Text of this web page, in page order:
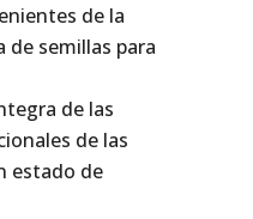
de la
de semillas para
de las
de las
estado de